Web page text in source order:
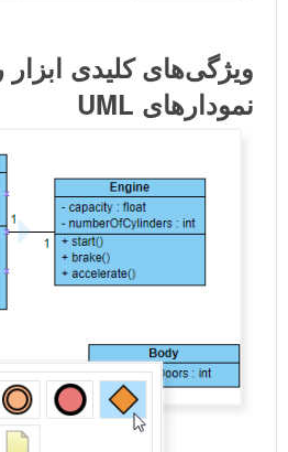
ویژگی‌های کلیدی ابزار
نمودارهای UML